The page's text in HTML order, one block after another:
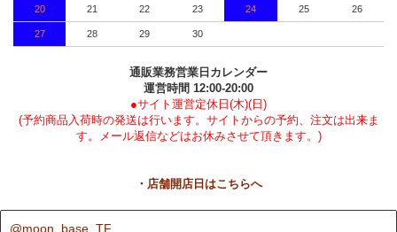
20 21 22 23 24 25 26
27 28 29 30
通販業務営業日カレンダー
運営時間 12:00-20:00
●サイト運営定休日(木)(日)
(予約商品入荷時の発送は行います。サイトからの予約、注文は出来ま
す。メール返信などはお休みさせて頂きます。)
・店舗開店日はこちらへ
@moon_base_TF